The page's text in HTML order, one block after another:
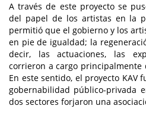
A través de este proyecto se
del papel de los artistas en la
permitió que el gobierno y los
en pie de igualdad; la
decir, las actuaciones, las
corrieron a cargo principalmente
En este sentido, el proyecto KAV
gobernabilidad público-privada
dos sectores forjaron una